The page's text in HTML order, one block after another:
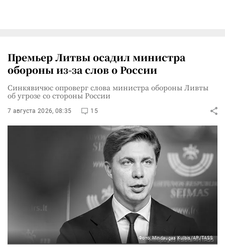
Премьер Литвы осадил министра
обороны из-за слов о России
Синкявичюс опроверг слова министра обороны Ливты
об угрозе со стороны России
7 августа 2026, 08:35 15
Фото: Mindaugas Kulbis/AP/TASS